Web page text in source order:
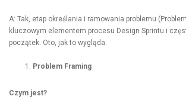
A: Tak, etap określania i ramowania problemu
kluczowym elementem procesu Design Sprintu i
początek. Oto, jak to wygląda:
Problem Framing
Czym jest?